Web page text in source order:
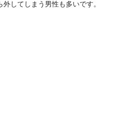
してしまう男性も多いです。